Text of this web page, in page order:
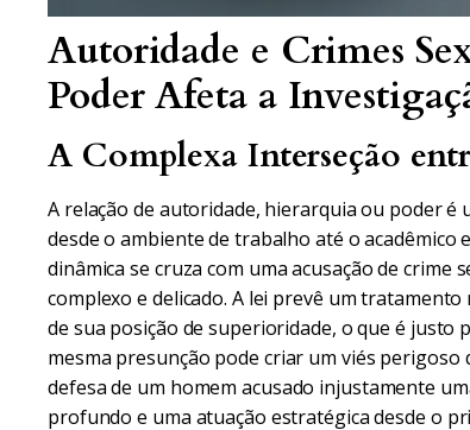
Autoridade e Crimes
Poder Afeta a
A Complexa Interseção
A relação de autoridade, hierarquia ou poder
desde o ambiente de trabalho até o
dinâmica se cruza com uma acusação de
complexo e delicado. A lei prevê um
de sua posição de superioridade, o que é
mesma presunção pode criar um viés
defesa de um homem acusado injustamente
profundo e uma atuação estratégica desde o